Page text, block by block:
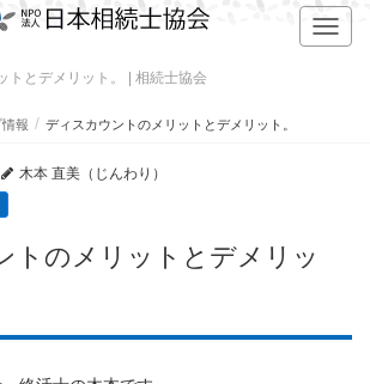
T
o
i
トとデメリット。 | 相続士協会
報 ディスカウントのメリットとデメリット。
木本 直美（じんわり）
トのメリットとデメリッ